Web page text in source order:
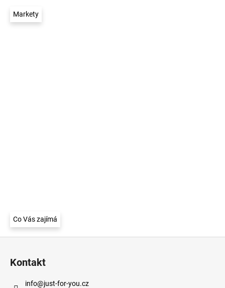
Markety
Co Vás zajímá
Kontakt
info@just-for-you.cz